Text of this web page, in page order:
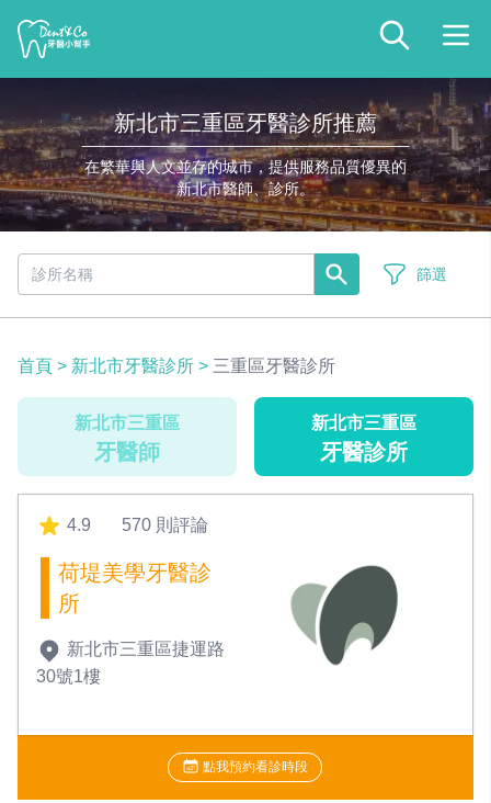
新北市三重區牙醫診所推薦
在繁華與人文並存的城市，提供服務品質優異的
新北市醫師、診所。
篩選
首頁 > 新北市牙醫診所 > 三重區牙醫診所
新北市三重區
牙醫師
新北市三重區
牙醫診所
4.9 570 則評論
荷堤美學牙醫診
所
新北市三重區捷運路
30號1樓
點我預約看診時段